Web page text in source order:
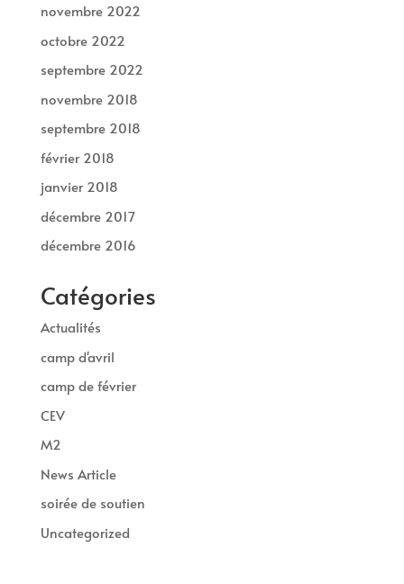
novembre 2022
octobre 2022
septembre 2022
novembre 2018
septembre 2018
février 2018
janvier 2018
décembre 2017
décembre 2016
Catégories
Actualités
camp d'avril
camp de février
CEV
M2
News Article
soirée de soutien
Uncategorized